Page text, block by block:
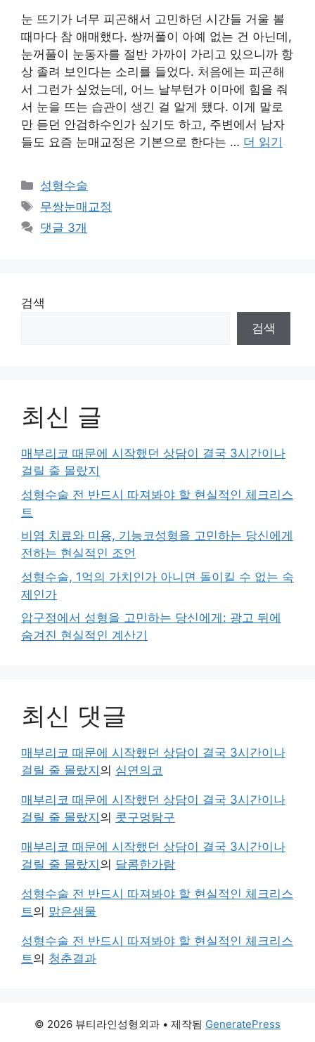
눈 뜨기가 너무 피곤해서 고민하던 시간들 거울 볼
때마다 참 애매했다. 쌍꺼풀이 아예 없는 건 아닌데,
눈꺼풀이 눈동자를 절반 가까이 가리고 있으니까 항
상 졸려 보인다는 소리를 들었다. 처음에는 피곤해
서 그런가 싶었는데, 어느 날부턴가 이마에 힘을 줘
서 눈을 뜨는 습관이 생긴 걸 알게 됐다. 이게 말로
만 듣던 안검하수인가 싶기도 하고, 주변에서 남자
들도 요즘 눈매교정은 기본으로 한다는 … 더 읽기
카
테
리
성형수술
태
그
무쌍눈매교정
댓글 3개
검색
검색
최신 글
매부리코 때문에 시작했던 상담이 결국 3시간이나
걸릴 줄 몰랐지
성형수술 전 반드시 따져봐야 할 현실적인 체크리스
트
비염 치료와 미용, 기능코성형을 고민하는 당신에게
전하는 현실적인 조언
성형수술, 1억의 가치인가 아니면 돌이킬 수 없는 숙
제인가
압구정에서 성형을 고민하는 당신에게: 광고 뒤에
숨겨진 현실적인 계산기
최신 댓글
매부리코 때문에 시작했던 상담이 결국 3시간이나
걸릴 줄 몰랐지 의 심연의코
매부리코 때문에 시작했던 상담이 결국 3시간이나
걸릴 줄 몰랐지 의 콧구멍탐구
매부리코 때문에 시작했던 상담이 결국 3시간이나
걸릴 줄 몰랐지 의 달콤한가람
성형수술 전 반드시 따져봐야 할 현실적인 체크리스
트의 맑은샘물
성형수술 전 반드시 따져봐야 할 현실적인 체크리스
트의 청춘결과
© 2026 뷰티라인성형외과 • 제작됨 GeneratePress